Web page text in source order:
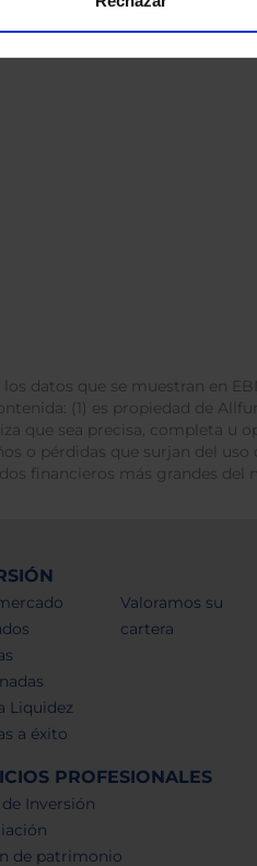
los datos que se muestran en
(1) es propiedad de
que sea precisa, completa u
o pérdidas que surjan del
financieros más grandes del
Liquidez
a éxito
Valoramos su
cartera
PROFESIONALES
Inversión
de patrimonio